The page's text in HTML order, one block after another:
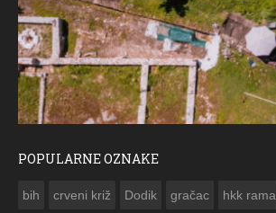
POPULARNE OZNAKE
bih crveni križ Dodik gračac hkk rama